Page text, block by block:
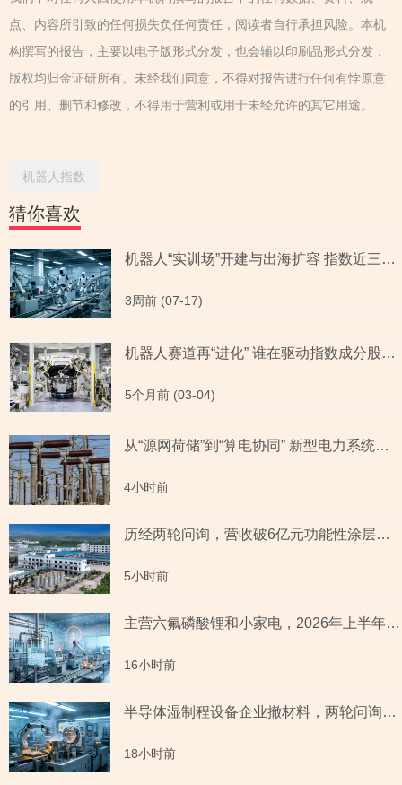
点、内容所引致的任何损失负任何责任，阅读者自行承担风险。本机
构撰写的报告，主要以电子版形式分发，也会辅以印刷品形式分发，
版权均归金证研所有。未经我们同意，不得对报告进行任何有悖原意
的引用、删节和修改，不得用于营利或用于未经允许的其它用途。
机器人指数
猜你喜欢
机器人“实训场”开建与出海扩容 指数近三月涨幅为6.33%
3周前 (07-17)
机器人赛道再“进化” 谁在驱动指数成分股的业绩引擎？
5个月前 (03-04)
从“源网荷储”到“算电协同” 新型电力系统指数全景透视六大赛道
4小时前
历经两轮问询，营收破6亿元功能性涂层材料企业“撤稿”，应收账款坏账计提充分性及销售费用率低于同行均值合理性遭“连环问”
5小时前
主营六氟磷酸锂和小家电，2026年上半年预测盈利超2亿元，虚增收入被ST背后子公司未完成业绩承诺
16小时前
半导体湿制程设备企业撤材料，两轮问询聚焦收入确认时点准确性，原材料采购公允性引关注
18小时前